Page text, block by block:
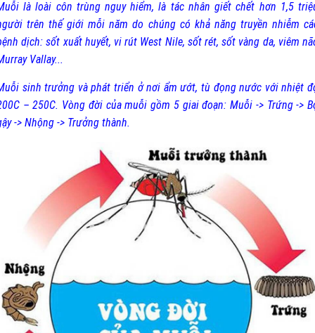
là loài côn trùng nguy hiểm, là tác nhân giết chết hơn 1,5
trên thế giới mỗi năm do chúng có khả năng truyền nhiễm
dịch: sốt xuất huyết, vi rút West Nile, sốt rét, sốt vàng da, viêm
Vallay...
sinh trưởng và phát triển ở nơi ẩm ướt, tù đọng nước với nhiệt
– 250C. Vòng đời của muỗi gồm 5 giai đoạn: Muỗi -> Trứng ->
-> Nhộng -> Trưởng thành.